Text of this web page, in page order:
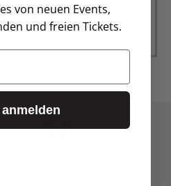
Anmeldung
von neuen Events,
und freien Tickets.